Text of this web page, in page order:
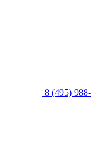
8 (495) 988-